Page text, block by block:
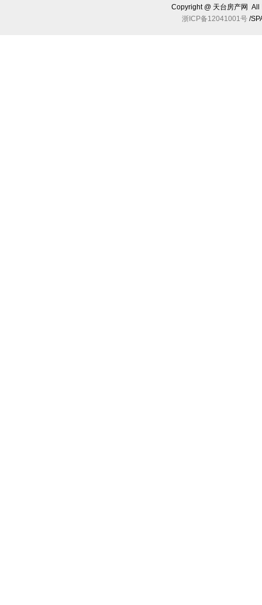
Copyright @ 天台房产网 All
浙ICP备12041001号 /